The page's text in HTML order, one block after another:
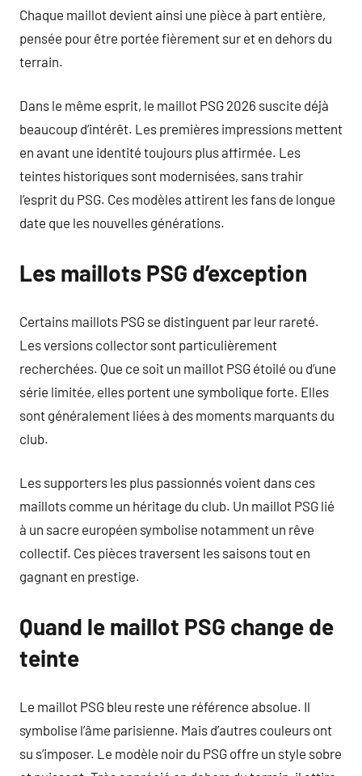
Chaque maillot devient ainsi une pièce à part entière,
pensée pour être portée fièrement sur et en dehors du
terrain.
Dans le même esprit, le maillot PSG 2026 suscite déjà
beaucoup d’intérêt. Les premières impressions mettent
en avant une identité toujours plus affirmée. Les
teintes historiques sont modernisées, sans trahir
l’esprit du PSG. Ces modèles attirent les fans de longue
date que les nouvelles générations.
Les maillots PSG d’exception
Certains maillots PSG se distinguent par leur rareté.
Les versions collector sont particulièrement
recherchées. Que ce soit un maillot PSG étoilé ou d’une
série limitée, elles portent une symbolique forte. Elles
sont généralement liées à des moments marquants du
club.
Les supporters les plus passionnés voient dans ces
maillots comme un héritage du club. Un maillot PSG lié
à un sacre européen symbolise notamment un rêve
collectif. Ces pièces traversent les saisons tout en
gagnant en prestige.
Quand le maillot PSG change de
teinte
Le maillot PSG bleu reste une référence absolue. Il
symbolise l’âme parisienne. Mais d’autres couleurs ont
su s’imposer. Le modèle noir du PSG offre un style sobre